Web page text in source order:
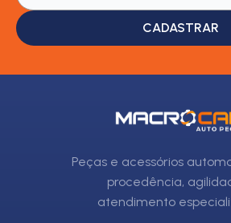
CADASTRAR
Peças e acessórios
procedência,
atendimento